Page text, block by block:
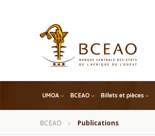
UMOA BCEAO Billets et pièces
Fil
BCEAO Publications